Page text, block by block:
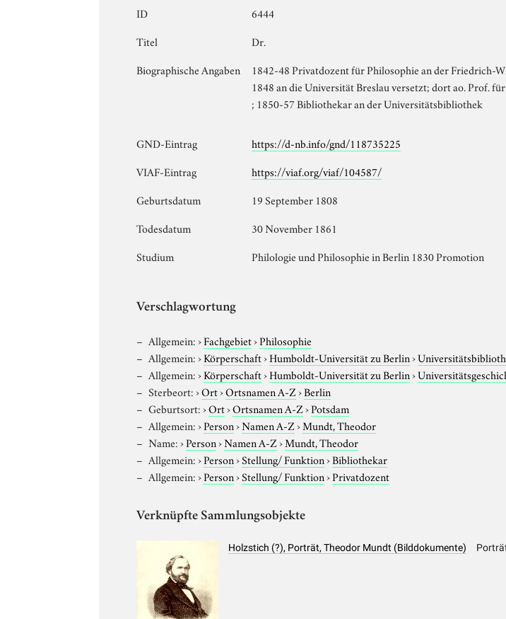
ID
6444
Titel
Dr.
Biographische Angaben
1842-48 Privatdozent für Philosophie an der Friedrich-
1848 an die Universität Breslau versetzt; dort ao. Prof.
; 1850-57 Bibliothekar an der Universitätsbibliothek
GND-Eintrag
https://d-nb.info/gnd/118735225
VIAF-Eintrag
https://viaf.org/viaf/104587/
Geburtsdatum
19 September 1808
Todesdatum
30 November 1861
Studium
Philologie und Philosophie in Berlin 1830 Promotion
Verschlagwortung
Allgemein:›Fachgebiet›Philosophie
Allgemein:›Körperschaft›Humboldt-Universität zu Berlin›
Allgemein:›Körperschaft›Humboldt-Universität zu Berlin›
Sterbeort:›Ort›Ortsnamen A-Z›Berlin
Geburtsort:›Ort›Ortsnamen A-Z›Potsdam
Allgemein:›Person›Namen A-Z›Mundt, Theodor
Name:›Person›Namen A-Z›Mundt, Theodor
Allgemein:›Person›Stellung/ Funktion›Bibliothekar
Allgemein:›Person›Stellung/ Funktion›Privatdozent
Verknüpfte Sammlungsobjekte
Holzstich (?), Porträt, Theodor Mundt (Bilddokumente)